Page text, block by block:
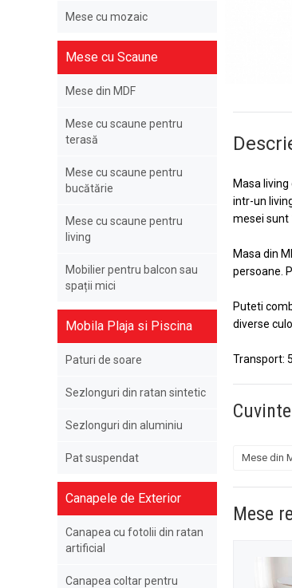
Mese cu mozaic
Mese cu Scaune
Mese din MDF
Mese cu scaune pentru
terasă
Mese cu scaune pentru
bucătărie
Mese cu scaune pentru
living
Mobilier pentru balcon sau
spații mici
Mobila Plaja si Piscina
Paturi de soare
Sezlonguri din ratan sintetic
Sezlonguri din aluminiu
Pat suspendat
Canapele de Exterior
Canapea cu fotolii din ratan
artificial
Canapea coltar pentru
Masa
intr-un
mesei sunt
Masa din
persoane.
Puteti
diverse
Transport:
Mese din
Mese